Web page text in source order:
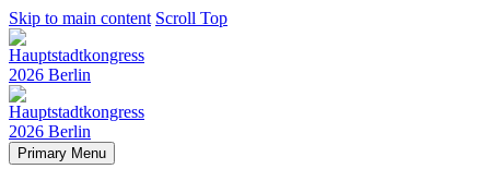
Skip to main content Scroll Top
Primary Menu